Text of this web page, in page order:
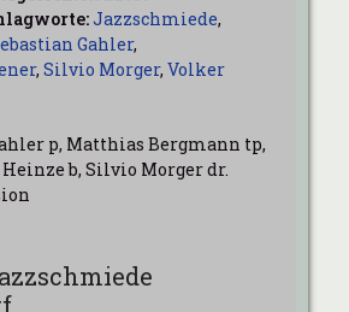
Jazzschmiede,
Gahler,
, Silvio Morger, Volker
p, Matthias Bergmann tp,
b, Silvio Morger dr.